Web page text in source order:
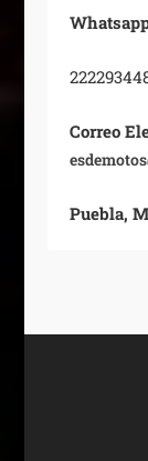
Correo
Puebla,